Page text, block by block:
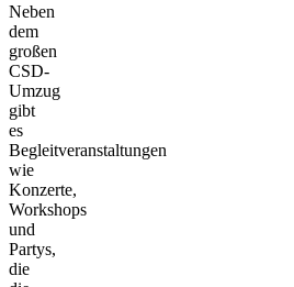
Neben
dem
großen
CSD-
Umzug
gibt
es
Begleitveranstaltungen
wie
Konzerte,
Workshops
und
Partys,
die